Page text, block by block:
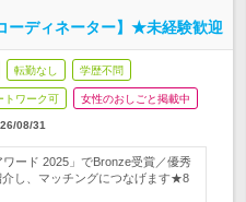
ーディネーター】★未経験歓迎
転勤なし 学歴不問
トワーク可 女性のおしごと掲載中
08/31
ード 2025」でBronze受賞／優秀
し、マッチングにつなげます★8